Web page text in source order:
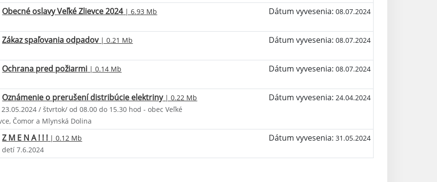
Obecné oslavy Veľké Zlievce 2024| 6.93 Mb Dátum vyvesenia: 08.07.2024
Zákaz spaľovania odpadov| 0.21 Mb Dátum vyvesenia: 08.07.2024
Ochrana pred požiarmi | 0.14 Mb Dátum vyvesenia: 08.07.2024
Oznámenie o prerušení distribúcie elektriny| 0.22 Mb Dátum vyvesenia: 24.04.2024
/ štvrtok/ od 08.00 do 15.30 hod - obec Veľké
Čomor a Mlynská Dolina
Z M E N A ! ! ! | 0.12 Mb Dátum vyvesenia: 31.05.2024
detí 7.6.2024